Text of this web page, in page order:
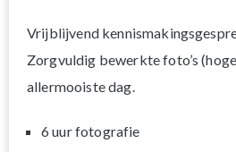
Vrijblijvend
Zorgvuldig bewerkte foto’s
allermooiste dag.
6 uur fotografie